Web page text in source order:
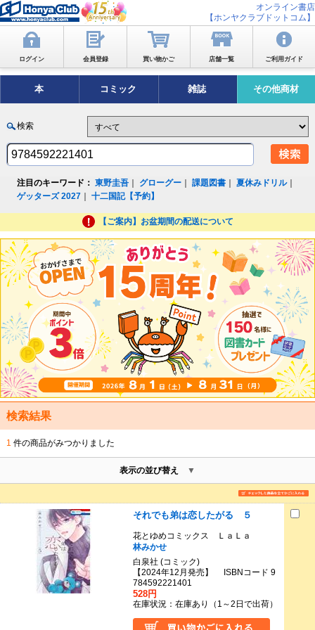
オンライン書店
【ホンヤクラブドットコム】
ログイン 会員登録 買い物かご 店舗一覧 ご利用ガイド
本 コミック 雑誌 その他商材
検索
注目のキーワード： 東野圭吾 グローグー ｜課題図書 ｜夏休みドリル｜
ゲッターズ 2027 ｜十二国記【予約】
【ご案内】お盆期間の配送について
検索結果
1 件の商品がみつかりました
表示の並び替え
それでも弟は恋したがる ５
花とゆめコミックス ＬａＬａ
林みかせ
白泉社 (コミック)
【2024年12月発売】 ISBNコード 9
784592221401
528円
在庫状況：在庫あり（1～2日で出荷）